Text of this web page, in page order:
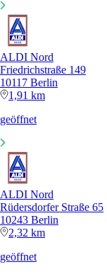
ALDI Nord
Friedrichstraße 149
10117 Berlin
1,91 km
geöffnet
ALDI Nord
Rüdersdorfer Straße 65
10243 Berlin
2,32 km
geöffnet